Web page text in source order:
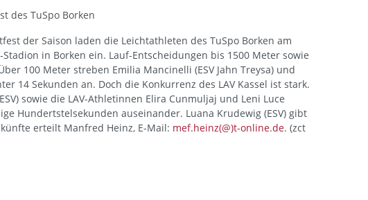
des TuSpo Borken
der Saison laden die Leichtathleten des TuSpo Borken am
in Borken ein. Lauf-Entscheidungen bis 1500 Meter sowie
100 Meter streben Emilia Mancinelli (ESV Jahn Treysa) und
14 Sekunden an. Doch die Konkurrenz des LAV Kassel ist stark.
sowie die LAV-Athletinnen Elira Cunmuljaj und Leni Luce
Hundertstelsekunden auseinander. Luana Krudewig (ESV) gibt
erteilt Manfred Heinz, E-Mail: mef.heinz(@)t-online.de. (zct